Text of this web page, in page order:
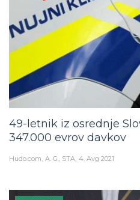
49-letnik iz osrednje
347.000 evrov davkov
Hudo.com A. G., STA 4. Avg 2021